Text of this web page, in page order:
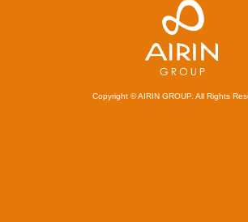
Copyright © AIRIN GROUP. All Rights